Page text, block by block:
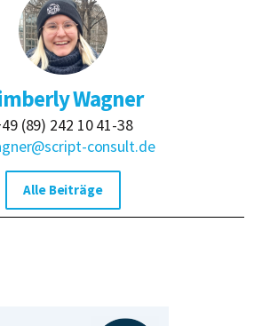
Wagner
(89) 242 10 41-38
consult.de
Alle Beiträge